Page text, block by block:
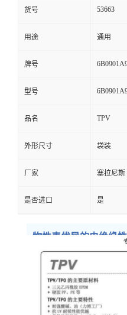
货号 53663
用途 通用
牌号
型号
品名 TPV
外形尺寸 袋装
厂家 塞拉尼斯
是否进口 是
物性表优异的电绝缘性
硬度范围广泛；
使用温度范围广泛；